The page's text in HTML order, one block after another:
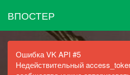
ВПОСТЕР
Ошибка VK API #5
Недействительный